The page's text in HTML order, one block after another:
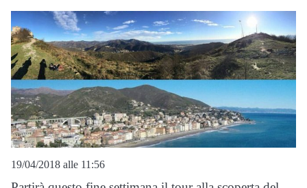
19/04/2018 alle 11:56